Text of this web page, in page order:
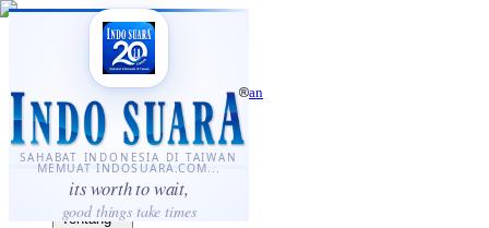
SAHABAT INDONESIA DI TAIWAN
MEMUAT INDOSUARA.COM...
its worth to wait,
good things take times
·...
⌘K
Sahabat Indonesia di Taiwan
Berita
Layanan
Komunitas
Panduan
Tentang